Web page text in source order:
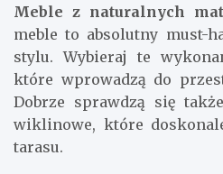
Meble z naturalnych
meble to absolutny must-
stylu. Wybieraj te
które wprowadzą do
Dobrze sprawdzą się
wiklinowe, które
tarasu.